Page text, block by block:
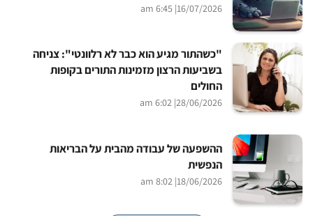
16/07/2026
| 6:45 am
"כשהתור מגיע הוא כבר לא רלוונטי": צניחה
בשביעות הרצון מזמינות התורים בקופות
החולים
28/06/2026
| 6:02 am
ההשפעה של עבודה מהבית על הבריאות
הנפשית
18/06/2026
| 8:02 am